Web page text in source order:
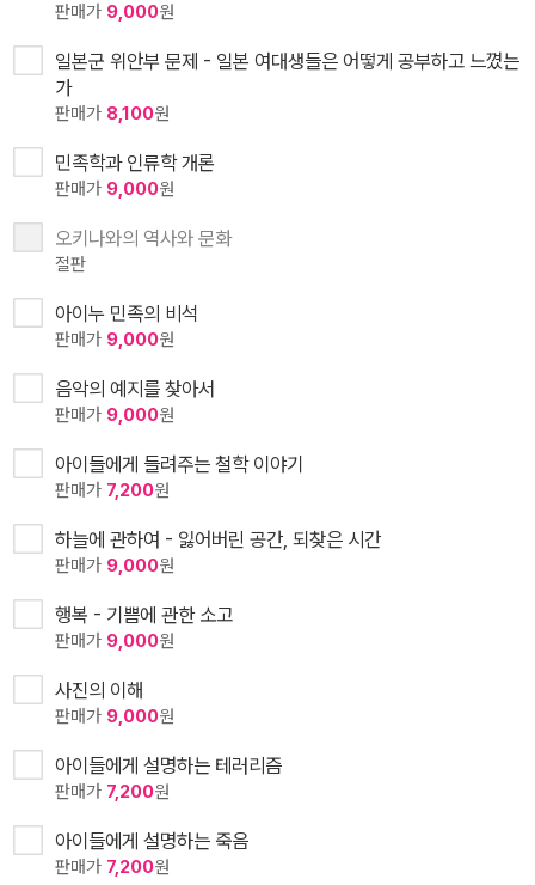
판매가 9,000원
일본군 위안부 문제 - 일본 여대생들은 어떻게 공부하고 느꼈는
가
판매가 8,100원
민족학과 인류학 개론
판매가 9,000원
오키나와의 역사와 문화
절판
아이누 민족의 비석
판매가 9,000원
음악의 예지를 찾아서
판매가 9,000원
아이들에게 들려주는 철학 이야기
판매가 7,200원
하늘에 관하여 - 잃어버린 공간, 되찾은 시간
판매가 9,000원
행복 - 기쁨에 관한 소고
판매가 9,000원
사진의 이해
판매가 9,000원
아이들에게 설명하는 테러리즘
판매가 7,200원
아이들에게 설명하는 죽음
판매가 7,200원